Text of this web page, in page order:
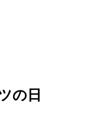
の日